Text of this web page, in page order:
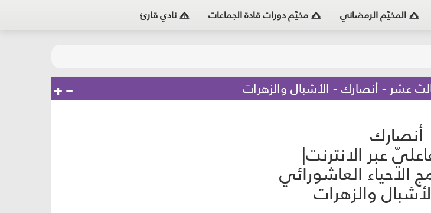
المخيّم الرمضاني مخيّم دورات قادة الجماعات نادي قارئ
عشر - أنصارك - الأشبال والزهرات
أنصارك
عبر الانترنت|
الاحياء العاشورائي
والزهرات